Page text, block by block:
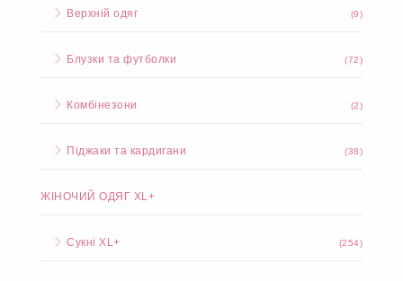
Верхній одяг (9)
Блузки та футболки (72)
Комбінезони (2)
Піджаки та кардигани (38)
ЖІНОЧИЙ ОДЯГ XL+
Сукні XL+ (254)